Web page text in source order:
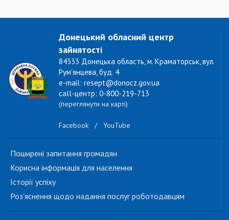
Донецький обласний центр
зайнятості
84333 Донецька область, м. Краматорськ, вул.
Рум'янцева, буд. 4
e-mail: resept@donocz.gov.ua
call-центр: 0-800-219-713
(переглянути на карті)
Facebook / YouTube
Поширені запитання громадян
Корисна інформація для населення
Історії успіху
Роз'яснення щодо надання послуг роботодавцям